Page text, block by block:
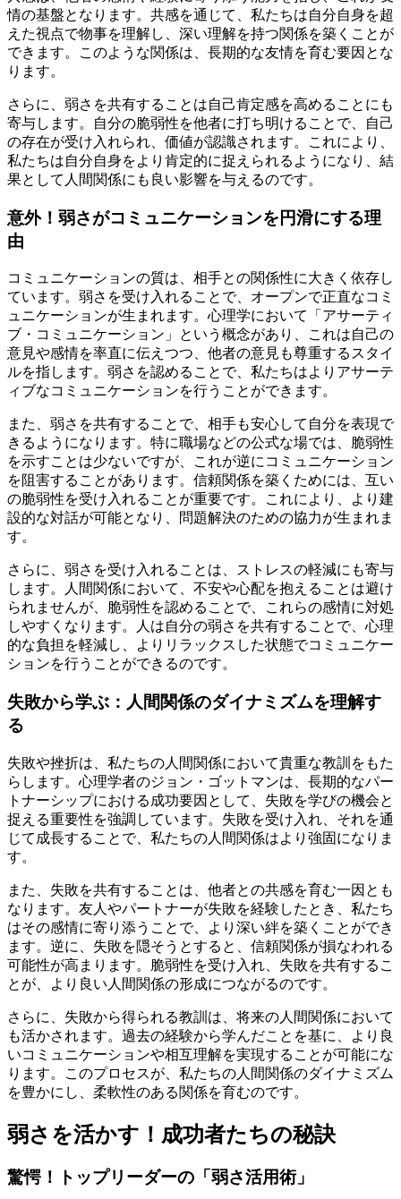
情の基盤となります。共感を通じて、私たちは自分自身を超
えた視点で物事を理解し、深い理解を持つ関係を築くことが
できます。このような関係は、長期的な友情を育む要因とな
ります。
さらに、弱さを共有することは自己肯定感を高めることにも
寄与します。自分の脆弱性を他者に打ち明けることで、自己
の存在が受け入れられ、価値が認識されます。これにより、
私たちは自分自身をより肯定的に捉えられるようになり、結
果として人間関係にも良い影響を与えるのです。
意外！弱さがコミュニケーションを円滑にする理
由
コミュニケーションの質は、相手との関係性に大きく依存し
ています。弱さを受け入れることで、オープンで正直なコミ
ュニケーションが生まれます。心理学において「アサーティ
ブ・コミュニケーション」という概念があり、これは自己の
意見や感情を率直に伝えつつ、他者の意見も尊重するスタイ
ルを指します。弱さを認めることで、私たちはよりアサーテ
ィブなコミュニケーションを行うことができます。
また、弱さを共有することで、相手も安心して自分を表現で
きるようになります。特に職場などの公式な場では、脆弱性
を示すことは少ないですが、これが逆にコミュニケーション
を阻害することがあります。信頼関係を築くためには、互い
の脆弱性を受け入れることが重要です。これにより、より建
設的な対話が可能となり、問題解決のための協力が生まれま
す。
さらに、弱さを受け入れることは、ストレスの軽減にも寄与
します。人間関係において、不安や心配を抱えることは避け
られませんが、脆弱性を認めることで、これらの感情に対処
しやすくなります。人は自分の弱さを共有することで、心理
的な負担を軽減し、よりリラックスした状態でコミュニケー
ションを行うことができるのです。
失敗から学ぶ：人間関係のダイナミズムを理解す
る
失敗や挫折は、私たちの人間関係において貴重な教訓をもた
らします。心理学者のジョン・ゴットマンは、長期的なパー
トナーシップにおける成功要因として、失敗を学びの機会と
捉える重要性を強調しています。失敗を受け入れ、それを通
じて成長することで、私たちの人間関係はより強固になりま
す。
また、失敗を共有することは、他者との共感を育む一因とも
なります。友人やパートナーが失敗を経験したとき、私たち
はその感情に寄り添うことで、より深い絆を築くことができ
ます。逆に、失敗を隠そうとすると、信頼関係が損なわれる
可能性が高まります。脆弱性を受け入れ、失敗を共有するこ
とが、より良い人間関係の形成につながるのです。
さらに、失敗から得られる教訓は、将来の人間関係において
も活かされます。過去の経験から学んだことを基に、より良
いコミュニケーションや相互理解を実現することが可能にな
ります。このプロセスが、私たちの人間関係のダイナミズム
を豊かにし、柔軟性のある関係を育むのです。
弱さを活かす！成功者たちの秘訣
驚愕！トップリーダーの「弱さ活用術」